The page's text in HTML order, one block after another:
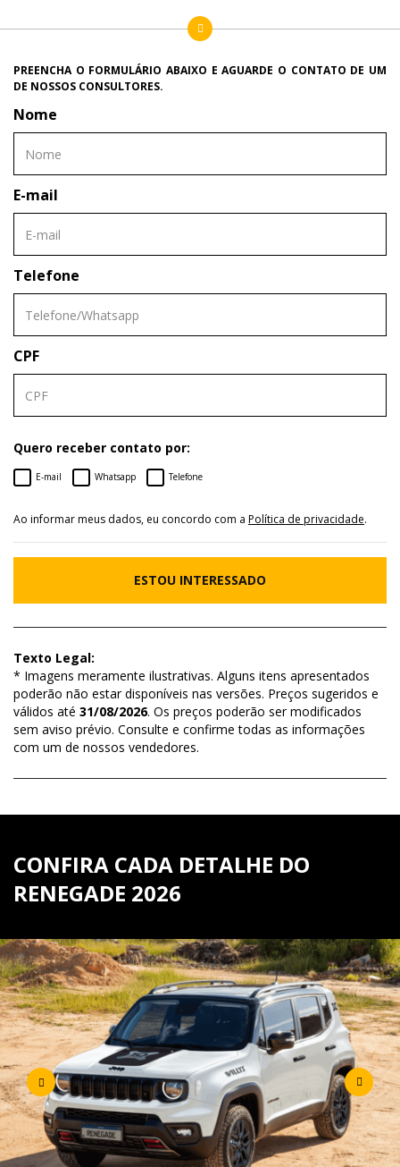
PREENCHA O FORMULÁRIO ABAIXO E AGUARDE O CONTATO DE UM
DE NOSSOS CONSULTORES.
Nome
E-mail
Telefone
CPF
Quero receber contato por:
E-mail Whatsapp Telefone
Ao informar meus dados, eu concordo com a Política de privacidade.
ESTOU INTERESSADO
Texto Legal:
* Imagens meramente ilustrativas. Alguns itens apresentados
poderão não estar disponíveis nas versões. Preços sugeridos e
válidos até 31/08/2026. Os preços poderão ser modificados
sem aviso prévio. Consulte e confirme todas as informações
com um de nossos vendedores.
CONFIRA CADA DETALHE DO
RENEGADE 2026